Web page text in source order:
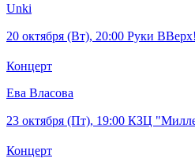
Unki
20 октября (Вт), 20:00 Руки
Концерт
Ева Власова
23 октября (Пт), 19:00 КЗЦ
Концерт